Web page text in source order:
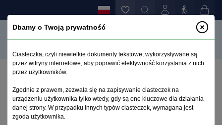
Odwracalne zespoły euforyczne po próbie
samobójczej w przebiegu depresji: opis trzech
przypadków
Dbamy o Twoją prywatność
Ciasteczka, czyli niewielkie dokumenty tekstowe, wykorzystywane są
przez witryny internetowe, aby poprawić efektywność korzystania z nich
przez użytkowników.
Zgodnie z prawem, zezwala się na zapisywanie ciasteczek na
urządzeniu użytkownika tylko wtedy, gdy są one kluczowe dla działania
danej strony. W przypadku innych typów ciasteczek, wymagana jest
zgoda użytkownika.